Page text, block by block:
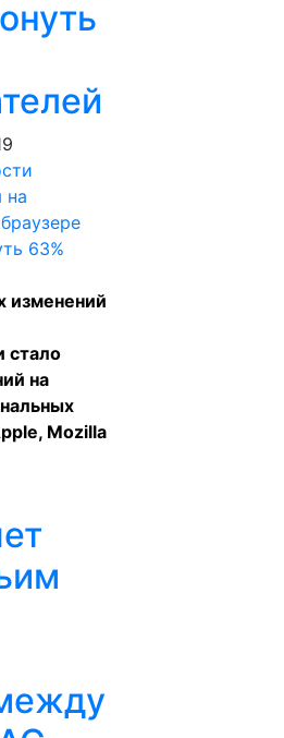
изменений
стало
на
Mozilla